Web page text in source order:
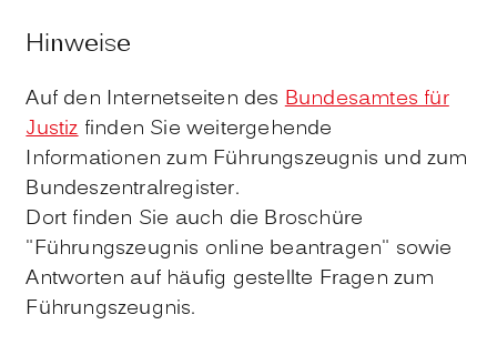
Hinweise
Auf den Internetseiten desBundesamtes für
Justizfinden Sie weitergehende
Informationen zum Führungszeugnis und zum
Bundeszentralregister.
Dort finden Sie auch die Broschüre
"Führungszeugnis online beantragen" sowie
Antworten auf häufig gestellte Fragen zum
Führungszeugnis.